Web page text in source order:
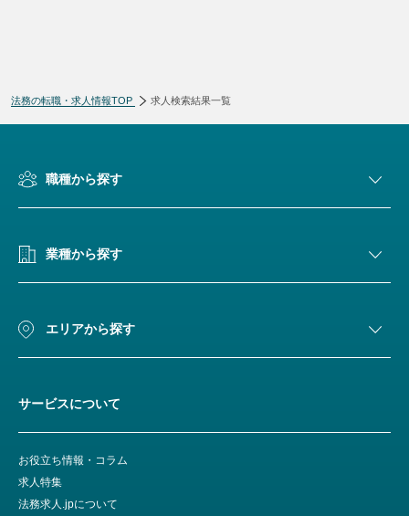
法務の転職・求人情報TOP 求人検索結果一覧
職種から探す
業種から探す
エリアから探す
サービスについて
お役立ち情報・コラム
求人特集
法務求人.jpについて